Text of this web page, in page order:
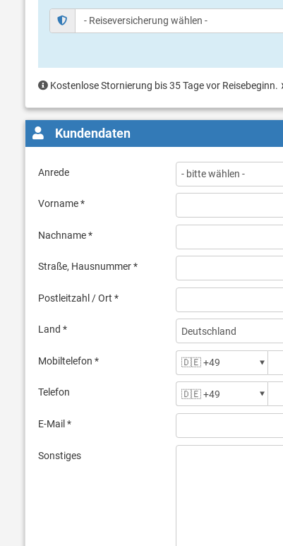
Kostenlose Stornierung bis 35 Tage vor Reisebeginn.
Kundendaten
Anrede
Vorname *
Nachname *
Straße, Hausnummer *
Postleitzahl / Ort *
Land *
Mobiltelefon *
Telefon
E-Mail *
Sonstiges